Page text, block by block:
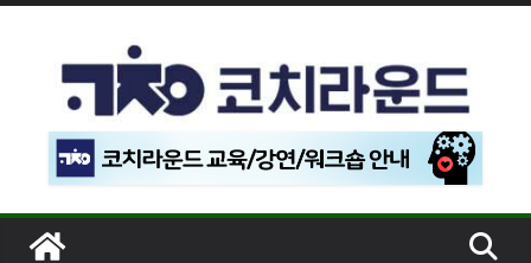
너